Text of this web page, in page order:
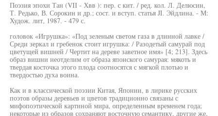
Поэзия эпохи Тан (VII - Хвв ): пер. с кит. / ред. кол. Л. Делюсин,
Т. Редько, В. Сорокин и др.; сост. и вступ. статья JI. Эйдлина. - М:
Худож. лит, 1987. - 479 с.
головок «Игрушка»: «Под зеленым светом газа в длинной лавке /
Среди зеркал и гребенок стоит игрушка: / Разодетый самурай под
цветущей вишней / Чертит на дереве заветное имя» [4; 213]. Здесь
образ вишни неотделим от образа японского самурая: мякоть и
твердая косточка этого плода соотносятся с мягкой плотью и
твердостью духа воина.
Как и в классической поэзии Китая, Японии, в лирике русских
поэтов образы деревьев и цветов традиционно связаны с
мифопоэтической картиной мира, определенным временем года;
некоторые из образов сохраняют восточную семантику, другие же,